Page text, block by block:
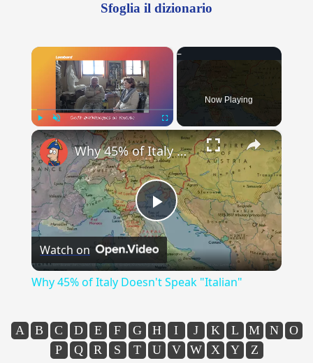
Sfoglia il dizionario
×
Play Unmute Fullscreen
Now Playing
×
Play
Video
Why 45% of Italy Doesn't Speak "Italian"
Watch on
Why 45% of Italy Doesn't Speak "Italian"
A B C D E F G H I J K L M N
O
P
Q R S T U V W X Y Z